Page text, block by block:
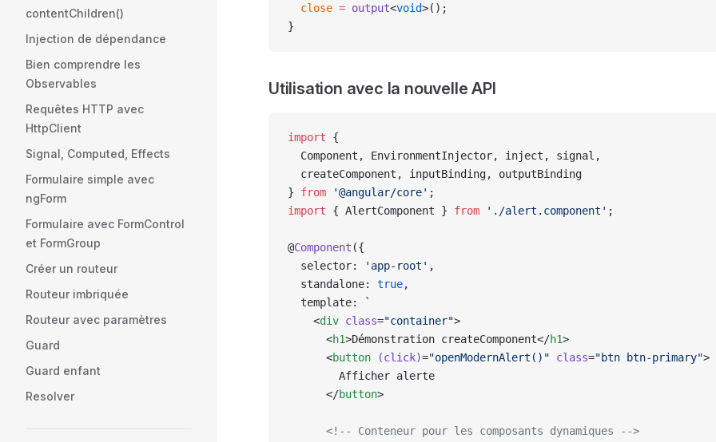
contentChildren()
Injection de dépendance
Bien comprendre les
Observables
Requêtes HTTP avec
HttpClient
Signal, Computed, Effects
Formulaire simple avec
ngForm
Formulaire avec FormControl
et FormGroup
Créer un routeur
Routeur imbriquée
Routeur avec paramètres
Guard
Guard enfant
Resolver
  close
= output<void>();
}
Utilisation avec la nouvelle API
import {
  Component, EnvironmentInjector, inject, signal,
  createComponent, inputBinding, outputBinding
} from '@angular/core' ;
import { AlertComponent } from './alert.component' ;
@Component ({
  selector:
'app-root' ,
  standalone:
true,
  template:
`
    <
div class="container">
      <
h1>Démonstration createComponent</h1>
      <
button (click)="openModernAlert()" class="btn btn-primary">
        Afficher alerte
      </
button>
      <!-- Conteneur pour les composants dynamiques -->